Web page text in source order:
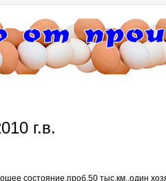
г.в.
состояние,проб.50 тыс.км.,один